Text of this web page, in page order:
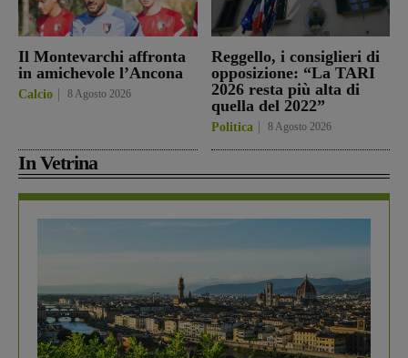
Il Montevarchi affronta
in amichevole l’Ancona
Calcio 8 Agosto 2026
Reggello, i consiglieri di
opposizione: “La TARI
2026 resta più alta di
quella del 2022”
Politica 8 Agosto 2026
In Vetrina